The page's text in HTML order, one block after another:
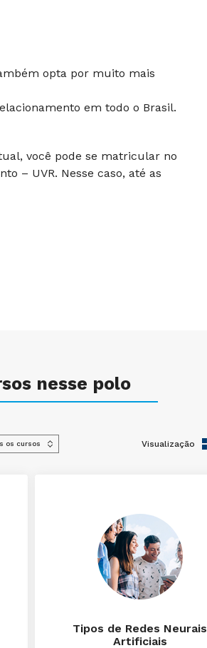
opta por muito mais
em todo o Brasil.
você pode se matricular no
– UVR. Nesse caso, até as
nesse polo
Visualização
Tipos de Redes Neurais
Artificiais